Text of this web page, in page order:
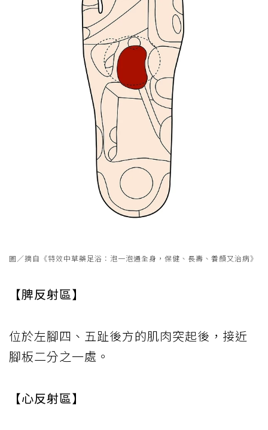
圖／摘自《特效中草藥足浴：泡一泡通全身，保健、長壽、養顏又治病》
【脾反射區】
位於左腳四、五趾後方的肌肉突起後，接近
腳板二分之一處。
【心反射區】